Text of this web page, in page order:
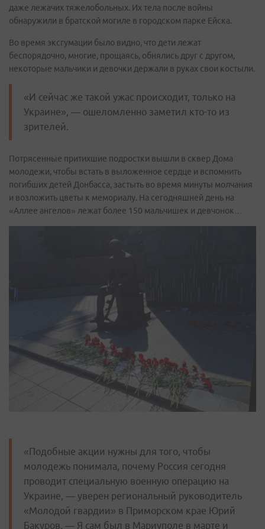
даже лежачих тяжелобольных. Их тела после войны
обнаружили в братской могиле в городском парке Ейска.
Во время эксгумации было видно, что дети лежат
беспорядочно, многие, прощаясь, обнялись друг с другом,
некоторые мальчики и девочки держали в руках свои костыли.
«И сейчас же такой ужас происходит, только на
Украине», — ошеломленно заметил кто-то из
зрителей.
Потрясенные притихшие подростки вышли в сквер Дома
молодежи, чтобы встать в выложенное сердце и вспомнить
погибших детей Донбасса, застыть во время минуты молчания
и возложить цветы к мемориалу. На сегодняшней день на
«Аллее ангелов» лежат более 150 мальчишек и девчонок…
«Подобные акции нужны для того, чтобы
молодежь понимала, почему Россия сегодня
проводит специальную военную операцию на
Украине, — уверен региональный руководитель
«Молодой гвардии» в Приморском крае Юрий
Бакуров. — Я сам был в Мариуполе в марте и